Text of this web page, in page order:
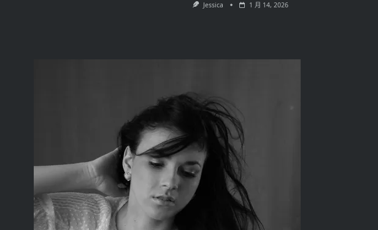
Jessica 1 月 14, 2026